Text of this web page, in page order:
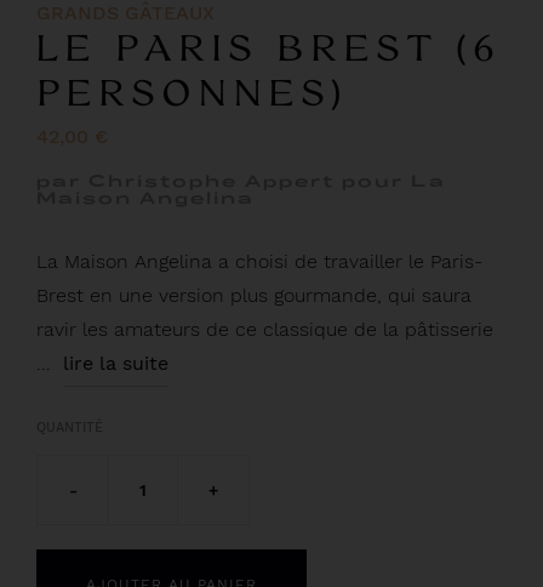
GRANDS GÂTEAUX
LE PARIS BREST (6
PERSONNES)
42,00 €
La Maison Angelina a choisi de travailler le Paris-
Brest en une version plus gourmande, qui saura
ravir les amateurs de ce classique de la pâtisserie
... lire la suite
- 1 +